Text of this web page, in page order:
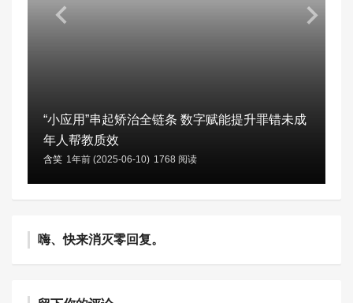
“小应用”串起矫治全链条 数字赋能提升罪错未成
年人帮教质效
含笑 1年前 (2025-06-10) 1768 阅读
嗨、快来消灭零回复。